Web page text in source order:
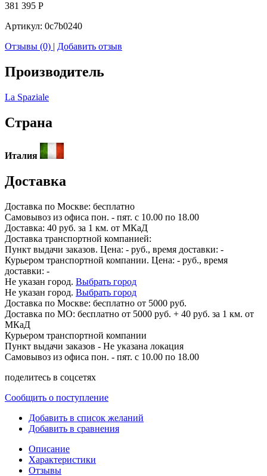
381 395 Р
Артикул: 0c7b0240
Отзывы (0) | Добавить отзыв
Производитель
La Spaziale
Страна
Италия
Доставка
Доставка по Москве: бесплатно
Самовывоз из офиса пон. - пят. с 10.00 по 18.00
Доставка: 40 руб. за 1 км. от МКаД
Доставка транспортной компанией:
Пункт выдачи заказов. Цена: - руб., время доставки: -
Курьером транспортной компании. Цена: - руб., время
доставки: -
Не указан город. Выбрать город
Не указан город. Выбрать город
Доставка по Москве: бесплатно от 5000 руб.
Доставка по МО: бесплатно от 5000 руб. + 40 руб. за 1 км. от
МКаД
Курьером транспортной компании
Пункт выдачи заказов - Не указана локация
Самовывоз из офиса пон. - пят. с 10.00 по 18.00
поделитесь в соцсетях
Сообщить о поступление
Добавить в список желаний
Добавить в сравнения
Описание
Характеристики
Отзывы